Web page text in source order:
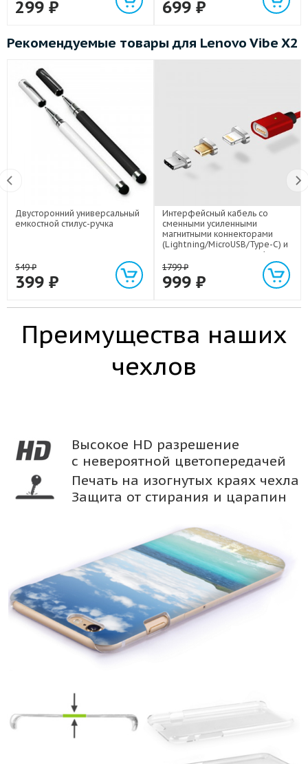
299 ₽ 699 ₽
Рекомендуемые товары для Lenovo Vibe X2
Двусторонний универсальный
емкостной стилус-ручка
549₽
399 ₽
Интерфейсный кабель со
сменными усиленными
магнитными коннекторами
(Lightning/MicroUSB/Type-C) и
световым индикатором 1м
1799₽
999 ₽
Преимущества наших
чехлов
Высокое HD разрешение
с невероятной цветопередачей
Печать на изогнутых краях чехла
Защита от стирания и царапин